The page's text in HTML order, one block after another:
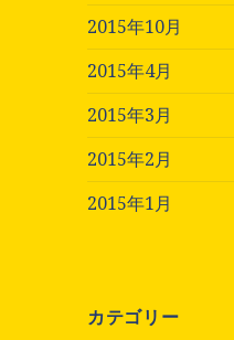
2015年10月
2015年4月
2015年3月
2015年2月
2015年1月
カテゴリー